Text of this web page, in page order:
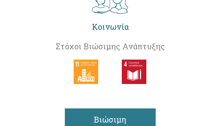
Κοινωνία
Στόχοι Βιώσιμης Ανάπτυξης
Βιώσιμη